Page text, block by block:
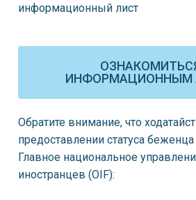
информационный лист
ИНФОРМАЦИОННЫМ
Обратите внимание, что
предоставлении статуса
Главное национальное
иностранцев (OIF):